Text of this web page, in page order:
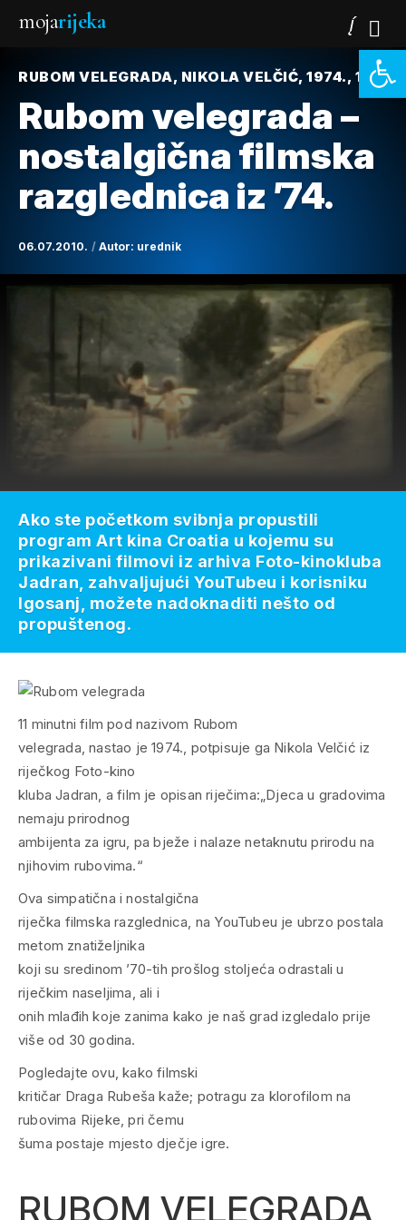
mojarijeka
RUBOM VELEGRADA, NIKOLA VELČIĆ, 1974., 11'
Rubom velegrada –
nostalgična filmska
razglednica iz ’74.
06.07.2010. Autor: urednik
11 minutni film pod nazivom Rubom
velegrada, nastao je 1974., potpisuje ga Nikola Velčić iz
riječkog Foto-kino
kluba Jadran, a film je opisan riječima:„Djeca u gradovima
nemaju prirodnog
ambijenta za igru, pa bježe i nalaze netaknutu prirodu na
njihovim rubovima.“
Ova simpatična i nostalgična
riječka filmska razglednica, na YouTubeu je ubrzo postala
metom znatiželjnika
koji su sredinom ’70-tih prošlog stoljeća odrastali u
riječkim naseljima, ali i
onih mlađih koje zanima kako je naš grad izgledalo prije
više od 30 godina.
Pogledajte ovu, kako filmski
kritičar Draga Rubeša kaže; potragu za klorofilom na
rubovima Rijeke, pri čemu
šuma postaje mjesto dječje igre.
RUBOM VELEGRADA
Ako ste početkom svibnja propustili
program Art kina Croatia u kojemu su
prikazivani filmovi iz arhiva Foto-kinokluba
Jadran, zahvaljujući YouTubeu i korisniku
Igosanj, možete nadoknaditi nešto od
propuštenog.